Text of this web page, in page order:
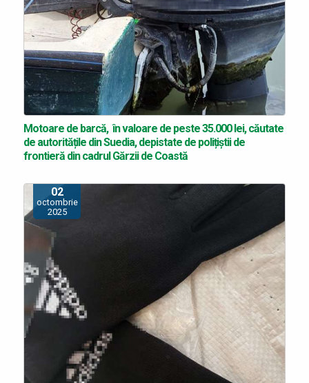
Motoare de barcă, în valoare de peste 35.000 lei, căutate
de autoritățile din Suedia, depistate de polițiștii de
frontieră din cadrul Gărzii de Coastă
02
octombrie
2025